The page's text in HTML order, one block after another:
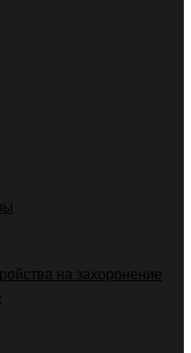
на захоронение